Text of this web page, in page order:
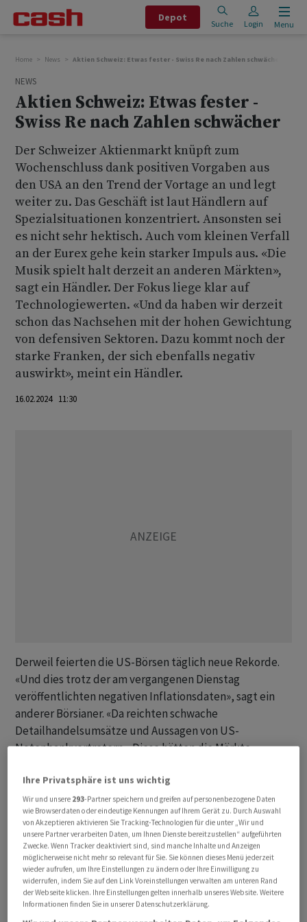
Depot
Suche Login Menu
Home News Aktien Schweiz: Etwas fester - Swiss Re nach Zahlen schwächer
NEWS
Aktien Schweiz: Etwas fester -
Swiss Re nach Zahlen schwächer
Der Schweizer Aktienmarkt knüpft zum
Wochenschluss dank positiven Vorgaben aus
den USA an den Trend der Vortage an und legt
weiter zu. Das Geschäft ist laut Händlern auf
Spezialsituationen konzentriert. Ansonsten sei
es nicht sehr hektisch. Auch vom kleinen Verfall
an der Eurex gehe kein starker Impuls aus. «Die
Musik spielt halt derzeit an anderen Märkten»,
sagt ein Händler. Der Fokus liege klar auf
Technologiewerten. «Und da haben wir derzeit
schon das Nachsehen mit der hohen Gewichtung
von defensiven Sektoren. Dazu kommt noch der
starke Franken, der sich ebenfalls negativ
auswirkt», meint ein Händler.
16.02.2024 11:30
Derweil feierten die US-Börsen täglich neue Rekorde.
«Und dies trotz der am vergangenen Dienstag
veröffentlichten negativen Inflationsdaten», sagt ein
anderer Börsianer. «Da reichten schwache
Detailhandelsumsätze und Aussagen von US-
Notenbankvertretern.» Diese hätten die Märkte
hätten. Ins gleiche Horn stiess zudem Finanzministerin
Janet Yellen: Es sei ein grosser Fehler, sich auf kleinere
Schwankungen zu konzentrieren. Die Inflation kehre
insgesamt auf ein normales Niveau zurück. Nun
könnten die am Nachmittag anstehenden US-
Produzentenpreise für frischen Wind sorgen, heisst es
weiter. Zudem wird das Konsumklima der Uni Michigan
veröffentlicht.
Ihre Privatsphäre ist uns wichtig
Wir und unsere 293-Partner speichern und greifen auf personenbezogene Daten
wie Browserdaten oder eindeutige Kennungen auf Ihrem Gerät zu. Durch Auswahl
von Akzeptieren aktivieren Sie Tracking-Technologien für die unter „Wir und
unsere Partner verarbeiten Daten, um Ihnen Dienste bereitzustellen“ aufgeführten
Zwecke. Wenn Tracker deaktiviert sind, sind manche Inhalte und Anzeigen
möglicherweise nicht mehr so relevant für Sie. Sie können dieses Menü jederzeit
wieder aufrufen, um Ihre Einstellungen zu ändern oder Ihre Einwilligung zu
widerrufen, indem Sie auf den Link Voreinstellungen verwalten am unteren Rand
der Webseite klicken. Ihre Einstellungen gelten innerhalb unseres Website. Weitere
Informationen finden Sie in unserer Datenschutzerklärung.